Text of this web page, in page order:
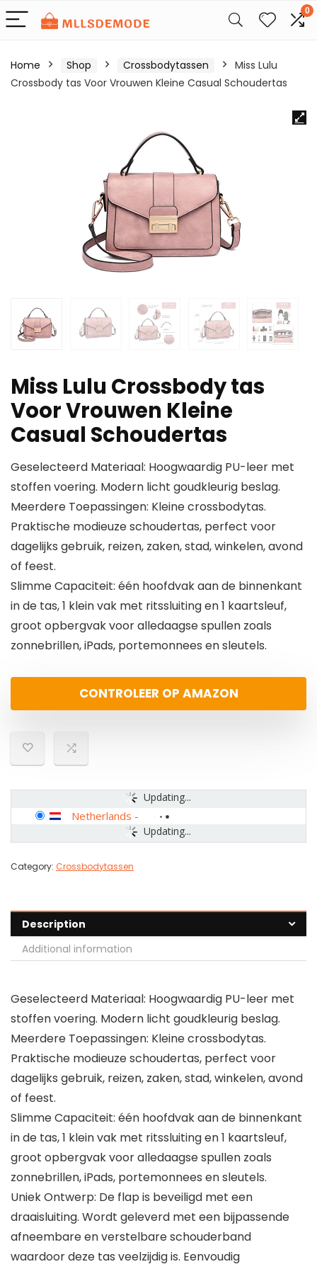
0
Home Shop Crossbodytassen
Miss Lulu
Crossbody tas Voor Vrouwen Kleine Casual Schoudertas
Miss Lulu Crossbody tas
Voor Vrouwen Kleine
Casual Schoudertas
Geselecteerd Materiaal: Hoogwaardig PU-leer met
stoffen voering. Modern licht goudkleurig beslag.
Meerdere Toepassingen: Kleine crossbodytas.
Praktische modieuze schoudertas, perfect voor
dagelijks gebruik, reizen, zaken, stad, winkelen, avond
of feest.
Slimme Capaciteit: één hoofdvak aan de binnenkant
in de tas, 1 klein vak met ritssluiting en 1 kaartsleuf,
groot opbergvak voor alledaagse spullen zoals
zonnebrillen, iPads, portemonnees en sleutels.
CONTROLEER OP AMAZON
Updating...
Updating...
Netherlands -
Category: Crossbodytassen
Description
Additional information
Geselecteerd Materiaal: Hoogwaardig PU-leer met
stoffen voering. Modern licht goudkleurig beslag.
Meerdere Toepassingen: Kleine crossbodytas.
Praktische modieuze schoudertas, perfect voor
dagelijks gebruik, reizen, zaken, stad, winkelen, avond
of feest.
Slimme Capaciteit: één hoofdvak aan de binnenkant
in de tas, 1 klein vak met ritssluiting en 1 kaartsleuf,
groot opbergvak voor alledaagse spullen zoals
zonnebrillen, iPads, portemonnees en sleutels.
Uniek Ontwerp: De flap is beveiligd met een
draaisluiting. Wordt geleverd met een bijpassende
afneembare en verstelbare schouderband
waardoor deze tas veelzijdig is. Eenvoudig